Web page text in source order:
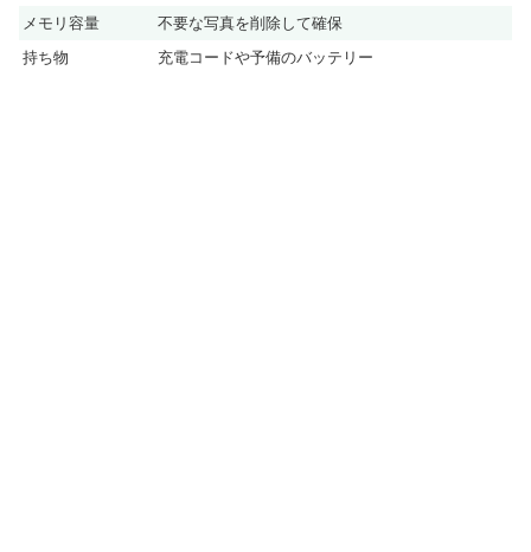
メモリ容量
不要な写真を削除して確保
持ち物
充電コードや予備のバッテリー